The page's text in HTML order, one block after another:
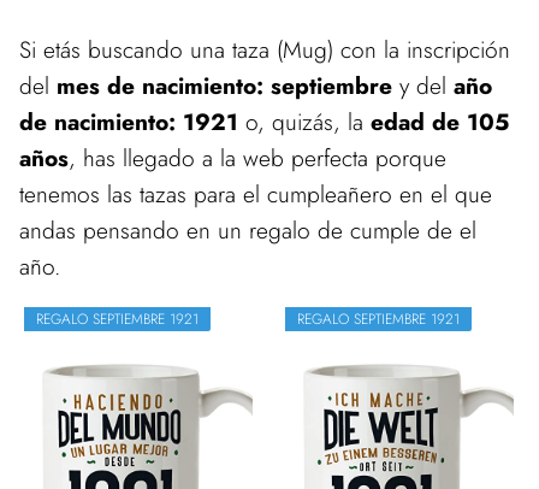
Si etás buscando una taza (Mug) con la inscripción
del mes de nacimiento: septiembre y del año
de nacimiento: 1921 o, quizás, la edad de 105
años, has llegado a la web perfecta porque
tenemos las tazas para el cumpleañero en el que
andas pensando en un regalo de cumple de el
año.
REGALO SEPTIEMBRE 1921 REGALO SEPTIEMBRE 1921